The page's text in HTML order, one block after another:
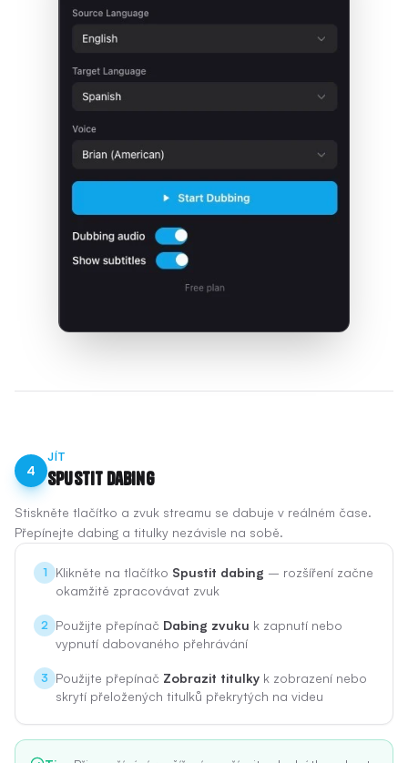
4
JÍT
Spustit dabing
Stiskněte tlačítko a zvuk streamu se dabuje v reálném čase.
Přepínejte dabing a titulky nezávisle na sobě.
1 Klikněte na tlačítko Spustit dabing – rozšíření začne
okamžitě zpracovávat zvuk
2 Použijte přepínač Dabing zvuku k zapnutí nebo
vypnutí dabovaného přehrávání
3 Použijte přepínač Zobrazit titulky k zobrazení nebo
skrytí přeložených titulků překrytých na videu